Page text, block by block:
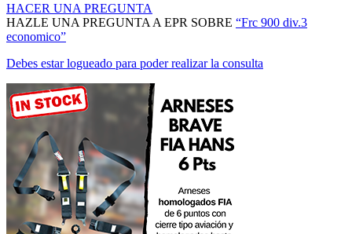
HACER UNA PREGUNTA
HAZLE UNA PREGUNTA A EPR SOBRE “Frc 900 div.3
economico”
Debes estar logueado para poder realizar la consulta